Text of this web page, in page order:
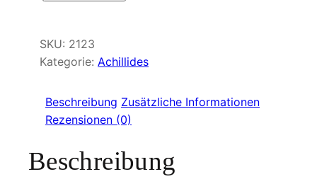
i
l
s
d
SKU: 2123
Kategorie: Achillides
Beschreibung Zusätzliche Informationen
Rezensionen (0)
Beschreibung